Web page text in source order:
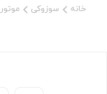
خانه سوزوکی